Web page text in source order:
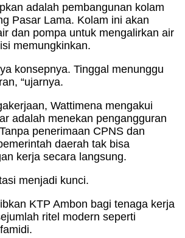
adalah pembangunan kolam
Pasar Lama. Kolam ini akan
dan pompa untuk mengalirkan air
memungkinkan.
konsepnya. Tinggal menunggu
“ujarnya.
Wattimena mengakui
adalah menekan pengangguran
penerimaan CPNS dan
daerah tak bisa
kerja secara langsung.
menjadi kunci.
KTP Ambon bagi tenaga kerja
ritel modern seperti